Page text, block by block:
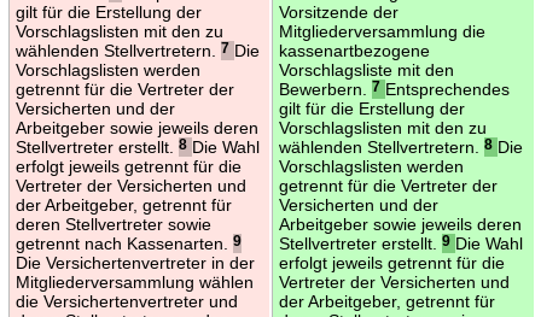
gilt für die Erstellung der
Vorschlagslisten mit den zu
wählenden Stellvertretern.
7 Die
Vorschlagslisten werden
getrennt für die Vertreter der
Versicherten und der
Arbeitgeber sowie jeweils deren
Stellvertreter erstellt.
8 Die Wahl
erfolgt jeweils getrennt für die
Vertreter der Versicherten und
der Arbeitgeber, getrennt für
deren Stellvertreter sowie
getrennt nach Kassenarten.
9
Die Versichertenvertreter in der
Mitgliederversammlung wählen
die Versichertenvertreter und
Vorsitzende der
Mitgliederversammlung die
kassenartbezogene
Vorschlagsliste mit den
Bewerbern.
7 Entsprechendes
gilt für die Erstellung der
Vorschlagslisten mit den zu
wählenden Stellvertretern.
8 Die
Vorschlagslisten werden
getrennt für die Vertreter der
Versicherten und der
Arbeitgeber sowie jeweils deren
Stellvertreter erstellt.
9 Die Wahl
erfolgt jeweils getrennt für die
Vertreter der Versicherten und
der Arbeitgeber, getrennt für